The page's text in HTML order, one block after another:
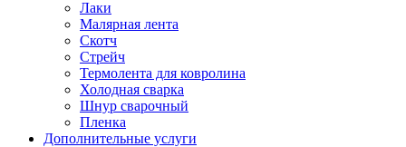
Лаки
Малярная лента
Скотч
Стрейч
Термолента для ковролина
Холодная сварка
Шнур сварочный
Пленка
Дополнительные услуги